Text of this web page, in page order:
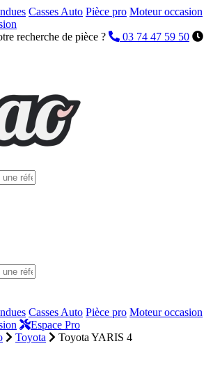
Casses Auto Pièce pro Moteur occasion
recherche de pièce ?
03 74 47 59 50
Casses Auto Pièce pro Moteur occasion
Espace Pro
Toyota
Toyota YARIS 4